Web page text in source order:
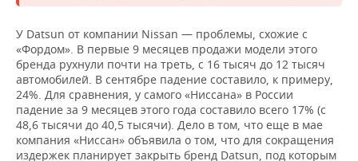
У Datsun от компании Nissan — проблемы, схожие с
«Фордом». В первые 9 месяцев продажи модели этого
бренда рухнули почти на треть, с 16 тысяч до 12 тысяч
автомобилей. В сентябре падение составило, к примеру,
24%. Для сравнения, у самого «Ниссана» в России
падение за 9 месяцев этого года составило всего 17% (с
48,6 тысячи до 40,5 тысячи). Дело в том, что еще в мае
компания «Ниссан» объявила о том, что для сокращения
издержек планирует закрыть бренд Datsun, под которым